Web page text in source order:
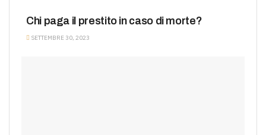
Chi paga il prestito in caso di morte?
SETTEMBRE 30, 2023